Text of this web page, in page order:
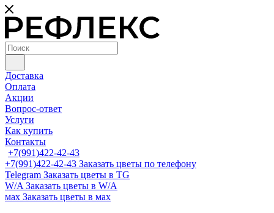
Доставка
Оплата
Акции
Вопрос-ответ
Услуги
Как купить
Контакты
+7(991)422-42-43
+7(991)422-42-43 Заказать цветы по телефону
Telegram Заказать цветы в TG
W/A Заказать цветы в W/A
мах Заказать цветы в мах